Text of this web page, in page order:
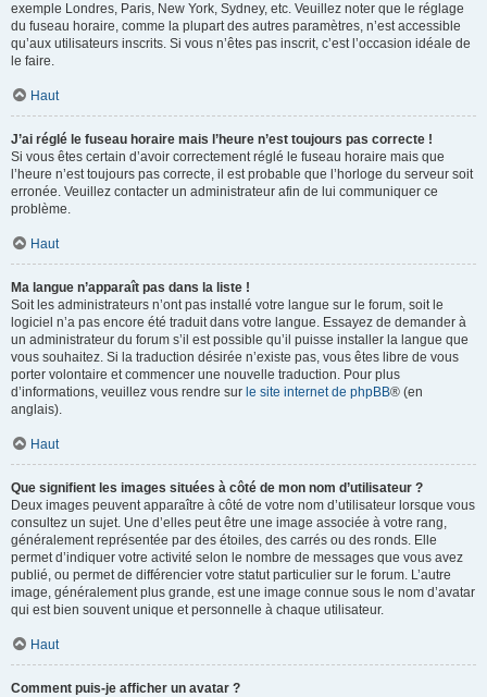
exemple Londres, Paris, New York, Sydney, etc. Veuillez noter que le réglage
du fuseau horaire, comme la plupart des autres paramètres, n’est accessible
qu’aux utilisateurs inscrits. Si vous n’êtes pas inscrit, c’est l’occasion idéale de
le faire.
Haut
J’ai réglé le fuseau horaire mais l’heure n’est toujours pas correcte !
Si vous êtes certain d’avoir correctement réglé le fuseau horaire mais que
l’heure n’est toujours pas correcte, il est probable que l’horloge du serveur soit
erronée. Veuillez contacter un administrateur afin de lui communiquer ce
problème.
Haut
Ma langue n’apparaît pas dans la liste !
Soit les administrateurs n’ont pas installé votre langue sur le forum, soit le
logiciel n’a pas encore été traduit dans votre langue. Essayez de demander à
un administrateur du forum s’il est possible qu’il puisse installer la langue que
vous souhaitez. Si la traduction désirée n’existe pas, vous êtes libre de vous
porter volontaire et commencer une nouvelle traduction. Pour plus
d’informations, veuillez vous rendre sur le site internet de phpBB® (en
anglais).
Haut
Que signifient les images situées à côté de mon nom d’utilisateur ?
Deux images peuvent apparaître à côté de votre nom d’utilisateur lorsque vous
consultez un sujet. Une d’elles peut être une image associée à votre rang,
généralement représentée par des étoiles, des carrés ou des ronds. Elle
permet d’indiquer votre activité selon le nombre de messages que vous avez
publié, ou permet de différencier votre statut particulier sur le forum. L’autre
image, généralement plus grande, est une image connue sous le nom d’avatar
qui est bien souvent unique et personnelle à chaque utilisateur.
Haut
Comment puis-je afficher un avatar ?